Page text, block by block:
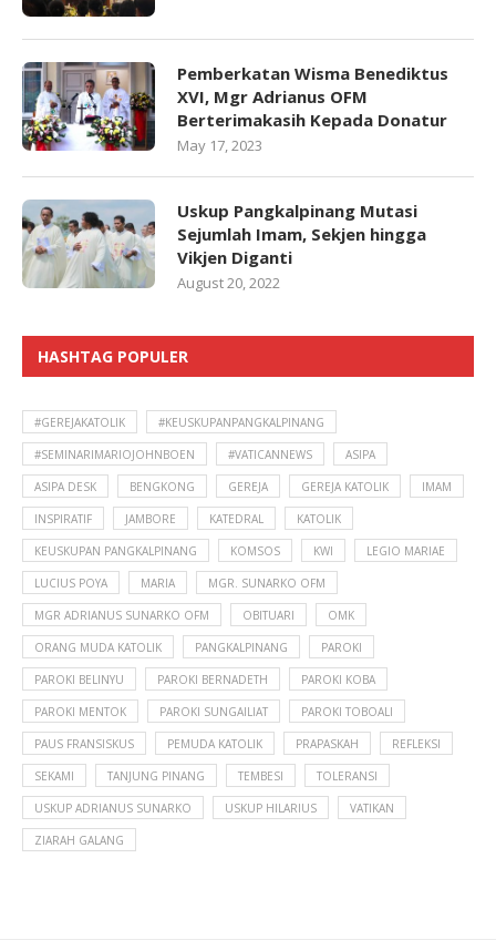
Pemberkatan Wisma Benediktus
XVI, Mgr Adrianus OFM
Berterimakasih Kepada Donatur
May 17, 2023
Uskup Pangkalpinang Mutasi
Sejumlah Imam, Sekjen hingga
Vikjen Diganti
August 20, 2022
HASHTAG POPULER
#GEREJAKATOLIK #KEUSKUPANPANGKALPINANG
#SEMINARIMARIOJOHNBOEN #VATICANNEWS ASIPA
ASIPA DESK BENGKONG GEREJA GEREJA KATOLIK IMAM
INSPIRATIF JAMBORE KATEDRAL KATOLIK
KEUSKUPAN PANGKALPINANG KOMSOS KWI LEGIO MARIAE
LUCIUS POYA MARIA MGR. SUNARKO OFM
MGR ADRIANUS SUNARKO OFM OBITUARI OMK
ORANG MUDA KATOLIK PANGKALPINANG PAROKI
PAROKI BELINYU PAROKI BERNADETH PAROKI KOBA
PAROKI MENTOK PAROKI SUNGAILIAT PAROKI TOBOALI
PAUS FRANSISKUS PEMUDA KATOLIK PRAPASKAH REFLEKSI
SEKAMI TANJUNG PINANG TEMBESI TOLERANSI
USKUP ADRIANUS SUNARKO USKUP HILARIUS VATIKAN
ZIARAH GALANG